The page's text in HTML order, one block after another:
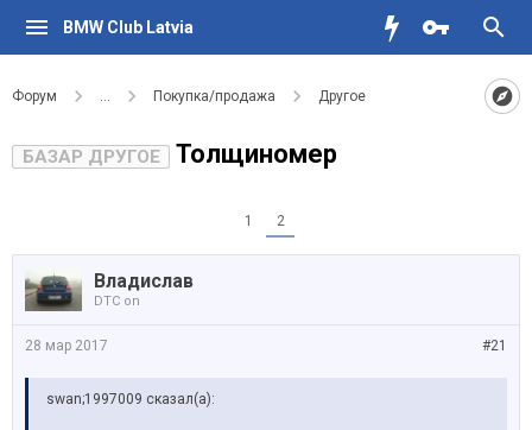
BMW Club Latvia
Форум ... Покупка/продажа Другое
БАЗАР ДРУГОЕ Толщиномер
1 2
Владислав
DTC on
#21
28 мар 2017
swan;1997009 сказал(а):